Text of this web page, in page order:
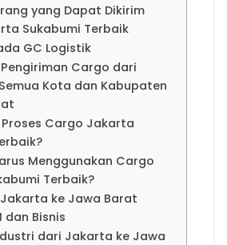
yang Dapat Dikirim
Sukabumi Terbaik
GC Logistik
Cargo dari
Kota dan Kabupaten
Cargo Jakarta
Menggunakan Cargo
Terbaik?
ke Jawa Barat
dan Bisnis
dari Jakarta ke Jawa